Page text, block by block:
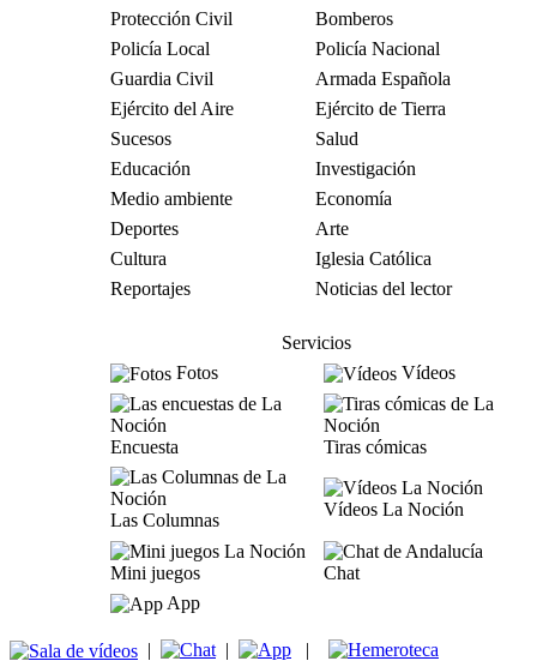
Protección Civil
Bomberos
Policía Local
Policía Nacional
Guardia Civil
Armada Española
Ejército del Aire
Ejército de Tierra
Sucesos
Salud
Educación
Investigación
Medio ambiente
Economía
Deportes
Arte
Cultura
Iglesia Católica
Reportajes
Noticias del lector
Servicios
Fotos
Vídeos
Encuesta Tiras cómicas
Las Columnas
Vídeos La Noción
Mini juegos
Chat
App
| | |